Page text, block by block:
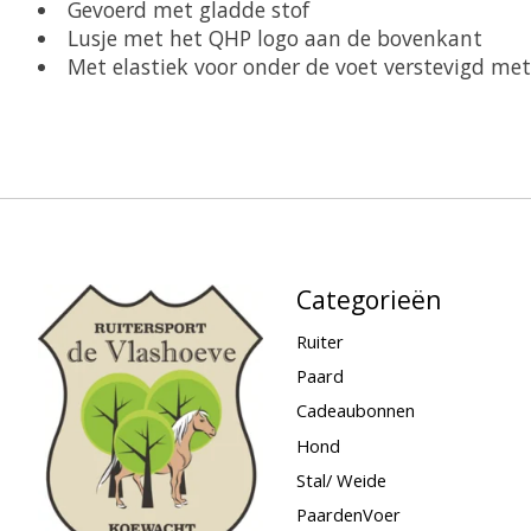
Gevoerd met gladde stof
Lusje met het QHP logo aan de bovenkant
Met elastiek voor onder de voet verstevigd
Categorieën
Ruiter
Paard
Cadeaubonnen
Hond
Stal/ Weide
PaardenVoer